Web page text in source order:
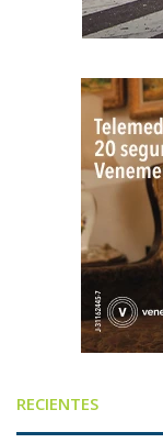
RECIENTES